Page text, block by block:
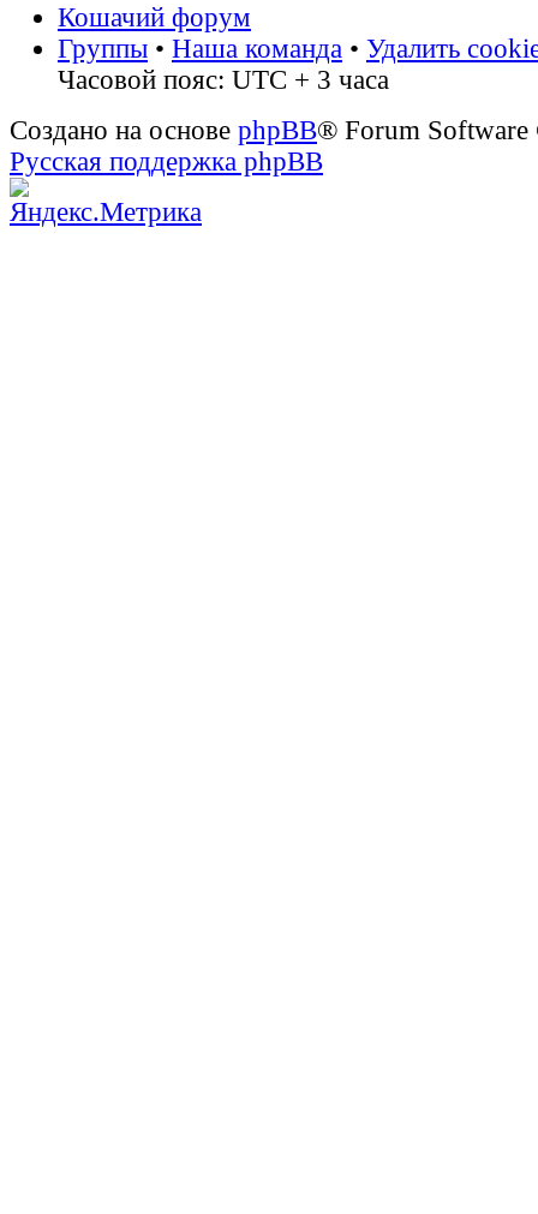
Кошачий форум
Группы • Наша команда • Удалить
Часовой пояс: UTC + 3 часа
Создано на основе phpBB® Forum
Русская поддержка phpBB